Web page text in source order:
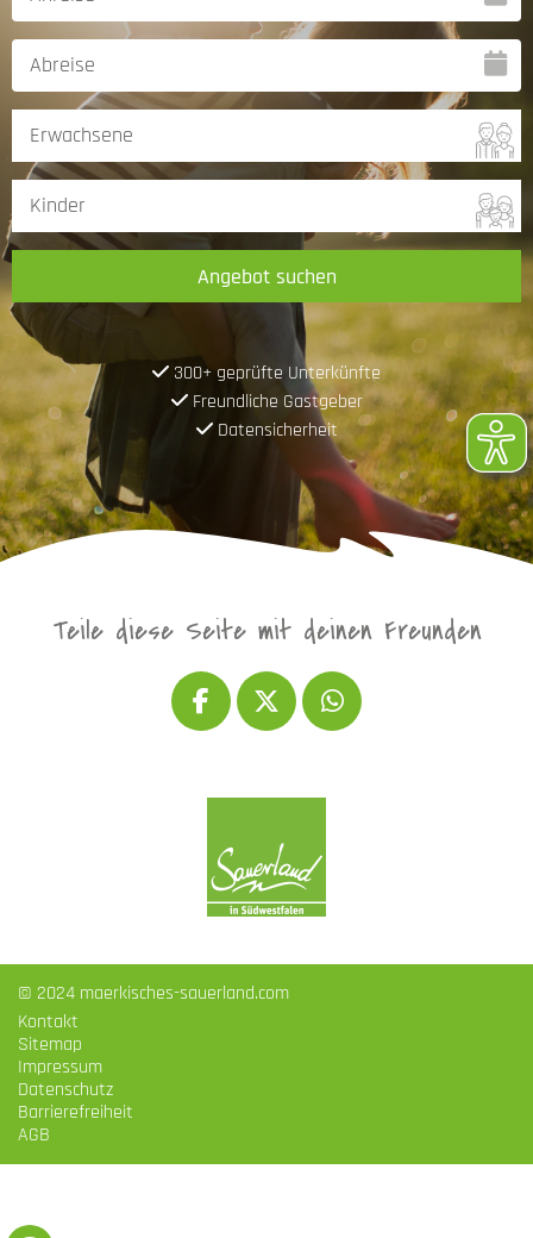
Angebot suchen
300+ geprüfte Unterkünfte
Freundliche Gastgeber
Datensicherheit
Teile diese Seite mit deinen Freunden
© 2024 maerkisches-sauerland.com
Kontakt
Sitemap
Impressum
Datenschutz
Barrierefreiheit
AGB